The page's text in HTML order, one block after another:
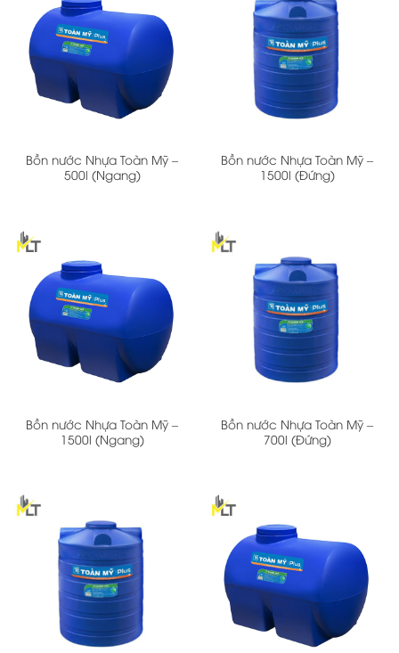
Bồn nước Nhựa Toàn Mỹ –
500l (Ngang)
Bồn nước Nhựa Toàn Mỹ –
1500l (Đứng)
Bồn nước Nhựa Toàn Mỹ –
1500l (Ngang)
Bồn nước Nhựa Toàn Mỹ –
700l (Đứng)